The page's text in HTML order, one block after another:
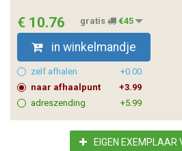
€ 10.76 gratis €45
in winkelmandje
zelf afhalen
+0.00
naar afhaalpunt
+3.99
adreszending
+5.99
EIGEN EXEMPLAAR